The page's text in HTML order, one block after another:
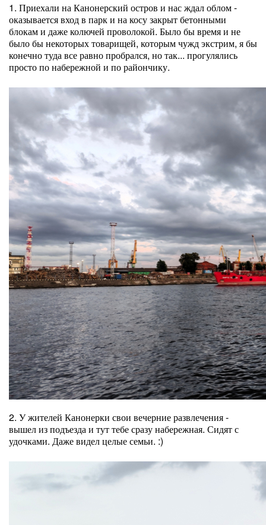
1. Приехали на Канонерский остров и нас ждал облом -
оказывается вход в парк и на косу закрыт бетонными
блокам и даже колючей проволокой. Было бы время и не
было бы некоторых товарищей, которым чужд экстрим, я бы
конечно туда все равно пробрался, но так... прогулялись
просто по набережной и по райончику.
2. У жителей Канонерки свои вечерние развлечения -
вышел из подъезда и тут тебе сразу набережная. Сидят с
удочками. Даже видел целые семьи. :)